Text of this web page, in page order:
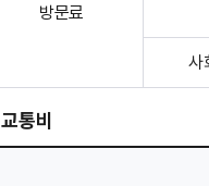
방문료
사
교통비